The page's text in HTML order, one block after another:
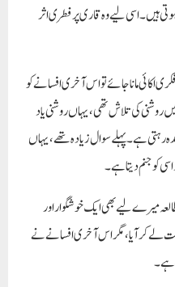
ہیں۔ اسی لیے وہ قاری پر فطری اثر
اکائی مانا جائے تو اس آخری افسانے کو
روشنی کی تلاش تھی، یہاں روشنی یاد
ہے۔ پہلے سوال زیادہ تھے، یہاں
کو جنم دیتا ہے۔
میرے لیے بھی ایک خوشگوار اور
لے کر آیا، مگر اس آخری افسانے نے
ہے۔